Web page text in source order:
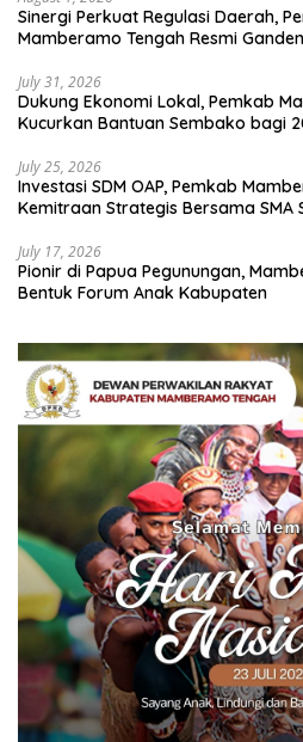
Sinergi Perkuat Regulasi Daerah,
Mamberamo Tengah Resmi
July 31, 2026
Dukung Ekonomi Lokal, Pemkab
Kucurkan Bantuan Sembako bagi
July 25, 2026
Investasi SDM OAP, Pemkab
Kemitraan Strategis Bersama SMA
July 17, 2026
Pionir di Papua Pegunungan,
Bentuk Forum Anak Kabupaten